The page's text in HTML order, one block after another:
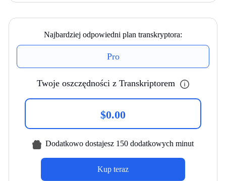
Najbardziej odpowiedni plan transkryptora:
Pro
Twoje oszczędności z Transkriptorem
$0.00
Dodatkowo dostajesz 150 dodatkowych minut
Kup teraz